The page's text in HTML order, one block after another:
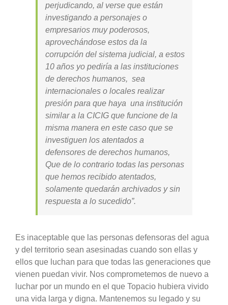
perjudicando, al verse que están
investigando a personajes o
empresarios muy poderosos,
aprovechándose estos da la
corrupción del sistema judicial, a estos
10 años yo pediría a las instituciones
de derechos humanos, sea
internacionales o locales realizar
presión para que haya una institución
similar a la CICIG que funcione de la
misma manera en este caso que se
investiguen los atentados a
defensores de derechos humanos,
Que de lo contrario todas las personas
que hemos recibido atentados,
solamente quedarán archivados y sin
respuesta a lo sucedido”.
Es inaceptable que las personas defensoras del agua
y del territorio sean asesinadas cuando son ellas y
ellos que luchan para que todas las generaciones que
vienen puedan vivir. Nos comprometemos de nuevo a
luchar por un mundo en el que Topacio hubiera vivido
una vida larga y digna. Mantenemos su legado y su